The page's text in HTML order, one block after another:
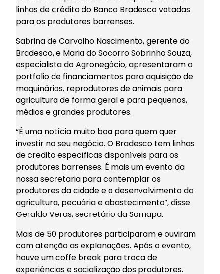
linhas de crédito do Banco Bradesco votadas
para os produtores barrenses.
Sabrina de Carvalho Nascimento, gerente do
Bradesco, e Maria do Socorro Sobrinho Souza,
especialista do Agronegócio, apresentaram o
portfolio de financiamentos para aquisição de
maquinários, reprodutores de animais para
agricultura de forma geral e para pequenos,
médios e grandes produtores.
“É uma notícia muito boa para quem quer
investir no seu negócio. O Bradesco tem linhas
de credito específicas disponíveis para os
produtores barrenses. É mais um evento da
nossa secretaria para contemplar os
produtores da cidade e o desenvolvimento da
agricultura, pecuária e abastecimento”, disse
Geraldo Veras, secretário da Samapa.
Mais de 50 produtores participaram e ouviram
com atenção as explanações. Após o evento,
houve um coffe break para troca de
experiências e socialização dos produtores.